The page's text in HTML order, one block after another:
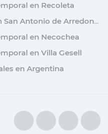
en Recoleta
Casa en Alquiler temporal en San Antonio de Arredondo
en Necochea
en Villa Gesell
en Argentina